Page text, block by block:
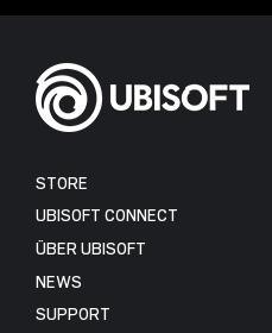
STORE
UBISOFT CONNECT
ÜBER UBISOFT
NEWS
SUPPORT